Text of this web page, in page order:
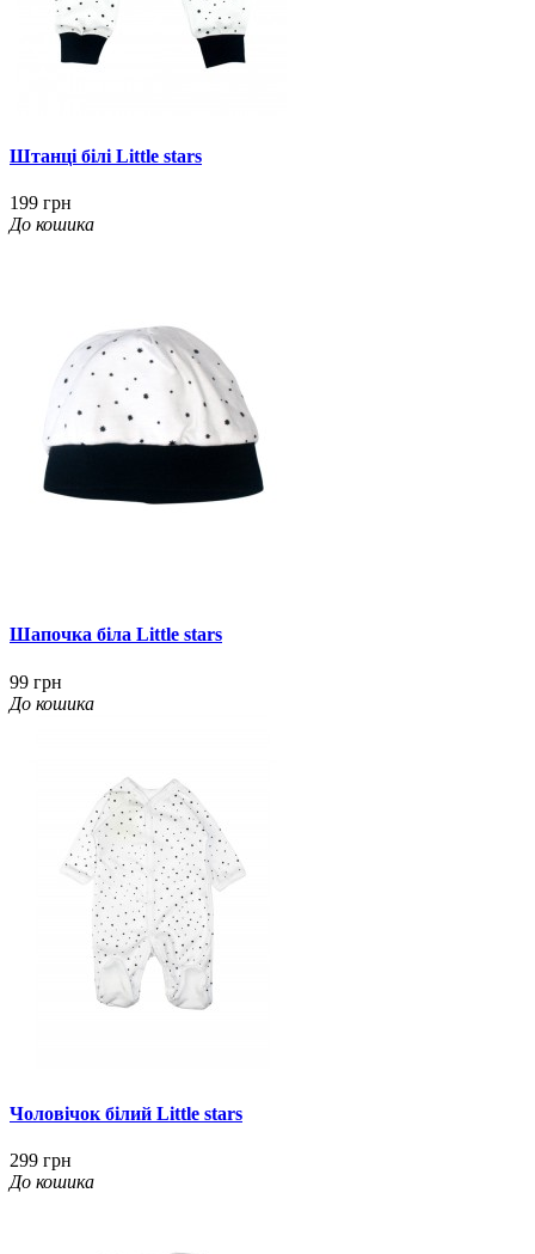
Штанці білі Little stars
199 грн
До кошика
Шапочка біла Little stars
99 грн
До кошика
Чоловічок білий Little stars
299 грн
До кошика